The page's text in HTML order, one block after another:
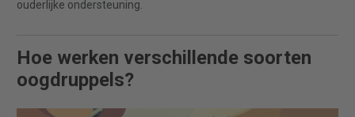
ouderlijke ondersteuning.
Hoe werken verschillende soorten
oogdruppels?